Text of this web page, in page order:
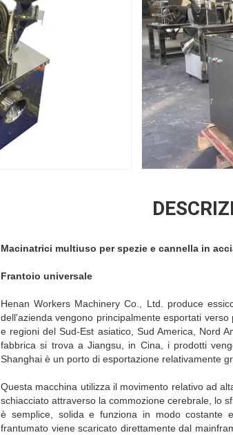
Macinatrici multiuso per spezie e cannella in
Frantoio universale
Henan Workers Machinery Co., Ltd. produce
dell'azienda vengono principalmente esportati
e regioni del Sud-Est asiatico, Sud America, Nord
fabbrica si trova a Jiangsu, in Cina, i prodotti
Shanghai è un porto di esportazione relativamente
Questa macchina utilizza il movimento relativo ad
schiacciato attraverso la commozione cerebrale, lo
è semplice, solida e funziona in modo costante
frantumato viene scaricato direttamente dal